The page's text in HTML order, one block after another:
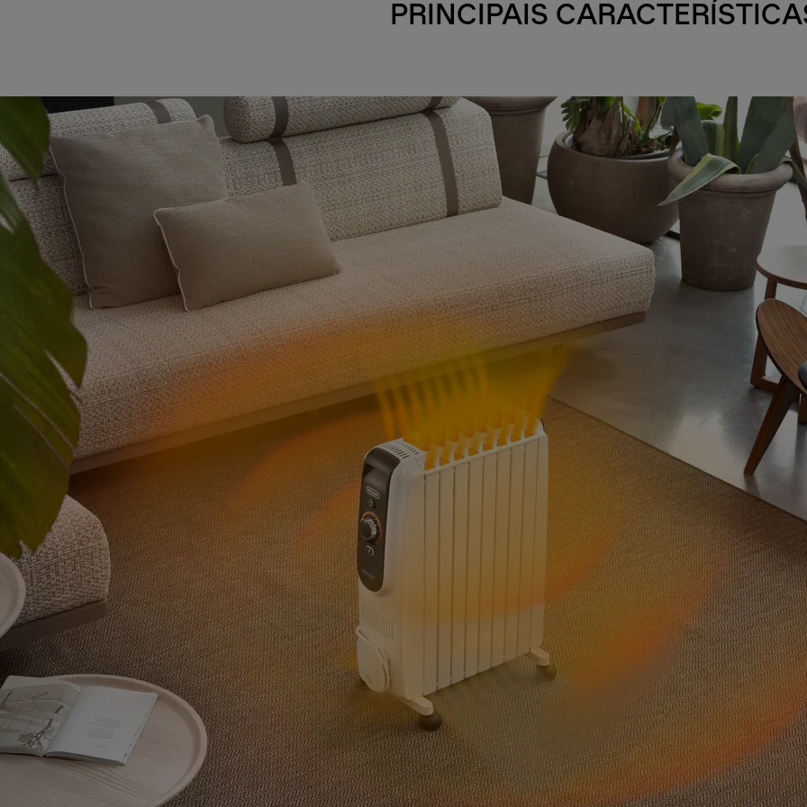
PRINCIPAIS